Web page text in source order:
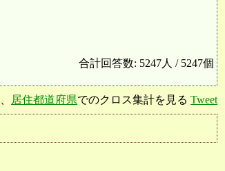
合計回答数: 5247人 / 5247個
居住都道府県でのクロス集計を見る Tweet